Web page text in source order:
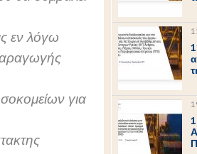
εν λόγω
για